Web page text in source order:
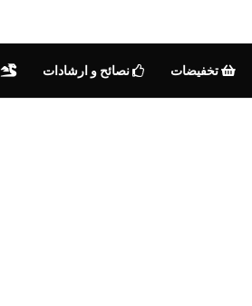
تخفيضات نصائح و ارشادات